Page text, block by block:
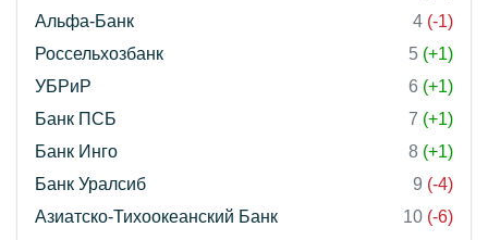
Альфа-Банк
4 (-1)
Россельхозбанк
5 (+1)
УБРиР
6 (+1)
Банк ПСБ
7 (+1)
Банк Инго
8 (+1)
Банк Уралсиб
9 (-4)
Азиатско-Тихоокеанский Банк
10 (-6)